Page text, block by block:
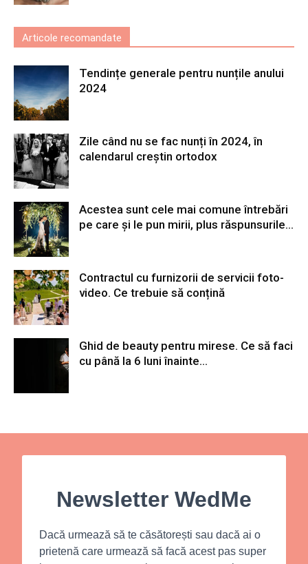
Articole recomandate
Tendințe generale pentru nunțile anului
2024
Zile când nu se fac nunți în 2024, în
calendarul creștin ortodox
Acestea sunt cele mai comune întrebări
pe care și le pun mirii, plus răspunsurile...
Contractul cu furnizorii de servicii foto-
video. Ce trebuie să conțină
Ghid de beauty pentru mirese. Ce să faci
cu până la 6 luni înainte...
Newsletter WedMe
Dacă urmează să te căsătorești sau dacă ai o
prietenă care urmează să facă acest pas super